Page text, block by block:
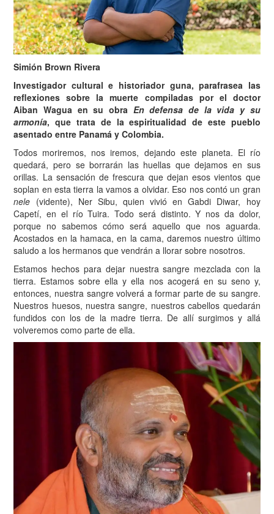
Simión Brown Rivera
Investigador cultural e historiador guna, parafrasea las
reflexiones sobre la muerte compiladas por el doctor
Aiban Wagua en su obra En defensa de la vida y su
armonía, que trata de la espiritualidad de este pueblo
asentado entre Panamá y Colombia.
Todos moriremos, nos iremos, dejando este planeta. El río
quedará, pero se borrarán las huellas que dejamos en sus
orillas. La sensación de frescura que dejan esos vientos que
soplan en esta tierra la vamos a olvidar. Eso nos contó un gran
nele (vidente), Ner Sibu, quien vivió en Gabdi Diwar, hoy
Capetí, en el río Tuira. Todo será distinto. Y nos da dolor,
porque no sabemos cómo será aquello que nos aguarda.
Acostados en la hamaca, en la cama, daremos nuestro último
saludo a los hermanos que vendrán a llorar sobre nosotros.
Estamos hechos para dejar nuestra sangre mezclada con la
tierra. Estamos sobre ella y ella nos acogerá en su seno y,
entonces, nuestra sangre volverá a formar parte de su sangre.
Nuestros huesos, nuestra sangre, nuestros cabellos quedarán
fundidos con los de la madre tierra. De allí surgimos y allá
volveremos como parte de ella.